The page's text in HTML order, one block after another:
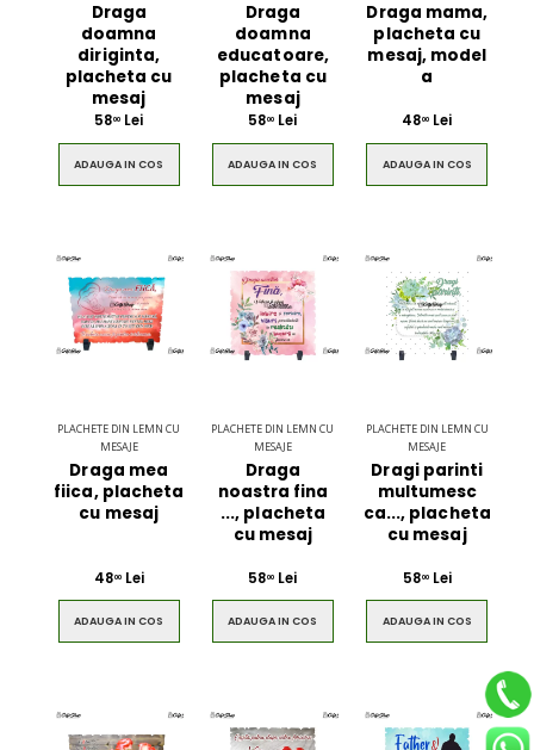
Draga
doamna
diriginta,
placheta cu
mesaj
5800 Lei
ADAUGA IN COS
Draga
doamna
educatoare,
placheta cu
mesaj
5800 Lei
ADAUGA IN COS
Draga mama,
placheta cu
mesaj, model
a
4800 Lei
ADAUGA IN COS
PLACHETE DIN LEMN CU
MESAJE
Draga mea
fiica, placheta
cu mesaj
4800Lei
ADAUGA IN COS
PLACHETE DIN LEMN CU
MESAJE
Draga
noastra fina
..., placheta
cu mesaj
5800 Lei
ADAUGA IN COS
PLACHETE DIN LEMN CU
MESAJE
Dragi parinti
multumesc
ca..., placheta
cu mesaj
5800Lei
ADAUGA IN COS